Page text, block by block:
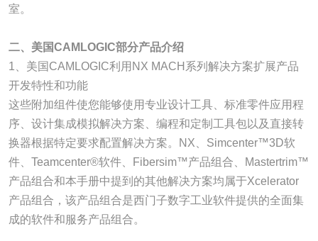
室。
二、美国CAMLOGIC部分产品介绍
1、美国CAMLOGIC利用NX MACH系列解决方案扩展产品
开发特性和功能
这些附加组件使您能够使用专业设计工具、标准零件应用程
序、设计集成模拟解决方案、编程和定制工具包以及直接转
换器根据特定要求配置解决方案。NX、Simcenter™3D软
件、Teamcenter®软件、Fibersim™产品组合、Mastertrim™
产品组合和本手册中提到的其他解决方案均属于Xcelerator
产品组合，该产品组合是西门子数字工业软件提供的全面集
成的软件和服务产品组合。